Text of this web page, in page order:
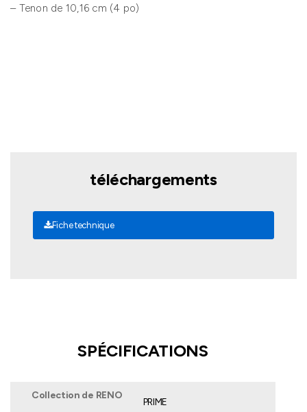
– Tenon de 10,16 cm (4 po)
téléchargements
Fiche technique
SPÉCIFICATIONS
Collection de RENO
PRIME